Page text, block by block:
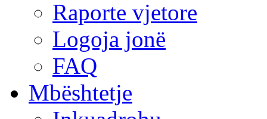
Raporte vjetore
Logoja jonë
FAQ
Mbështetje